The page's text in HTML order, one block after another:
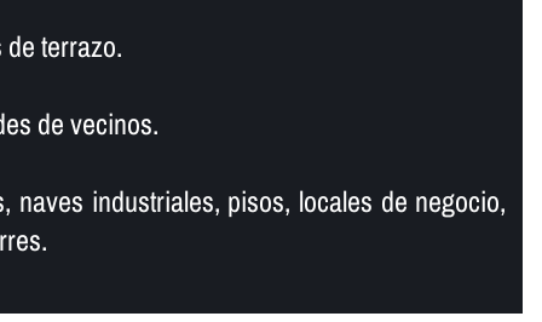
terrazo.
de vecinos.
naves industriales, pisos, locales de negocio,